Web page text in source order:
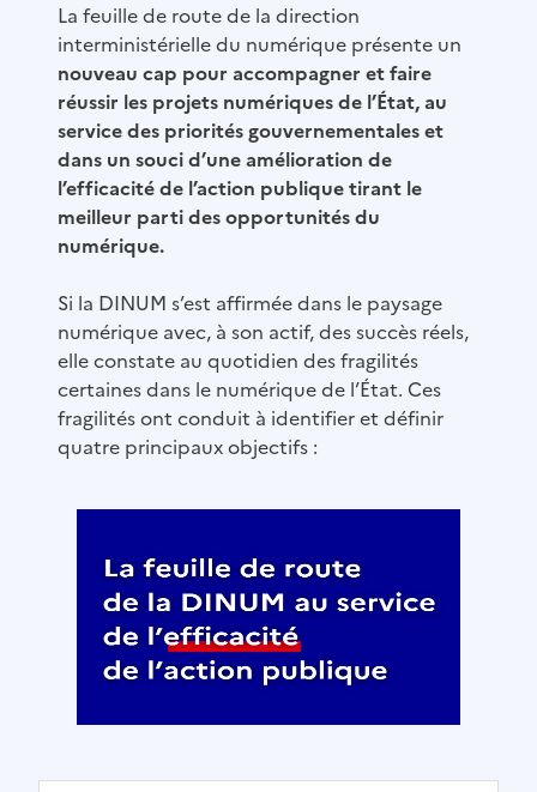
La feuille de route de la direction
interministérielle du numérique présente un
nouveau cap pour accompagner et faire
réussir les projets numériques de l’État, au
service des priorités gouvernementales et
dans un souci d’une amélioration de
l’efficacité de l’action publique tirant le
meilleur parti des opportunités du
numérique.
Si la DINUM s’est affirmée dans le paysage
numérique avec, à son actif, des succès réels,
elle constate au quotidien des fragilités
certaines dans le numérique de l’État. Ces
fragilités ont conduit à identifier et définir
quatre principaux objectifs :